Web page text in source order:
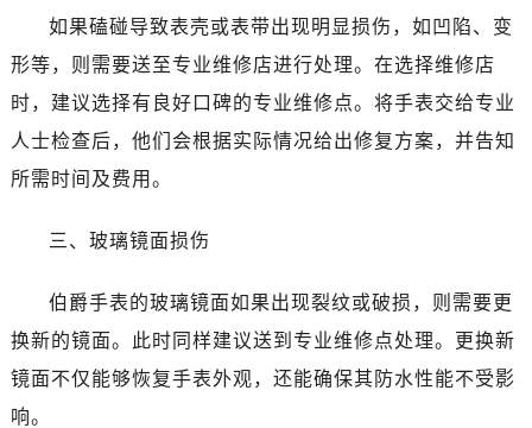
如果磕碰导致表壳或表带出现明显损伤，如凹陷、变
形等，则需要送至专业维修店进行处理。在选择维修店
时，建议选择有良好口碑的专业维修点。将手表交给专业
人士检查后，他们会根据实际情况给出修复方案，并告知
所需时间及费用。
三、玻璃镜面损伤
伯爵手表的玻璃镜面如果出现裂纹或破损，则需要更
换新的镜面。此时同样建议送到专业维修点处理。更换新
镜面不仅能够恢复手表外观，还能确保其防水性能不受影
响。